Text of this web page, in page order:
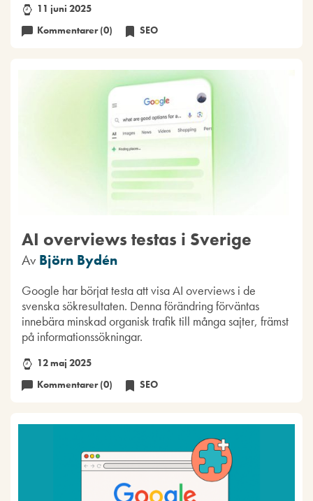
11 juni 2025
Kommentarer (0)
SEO
AI overviews testas i Sverige
Av Björn Bydén
Google har börjat testa att visa AI overviews i de
svenska sökresultaten. Denna förändring förväntas
innebära minskad organisk trafik till många sajter, främst
på informationssökningar.
12 maj 2025
Kommentarer (0)
SEO